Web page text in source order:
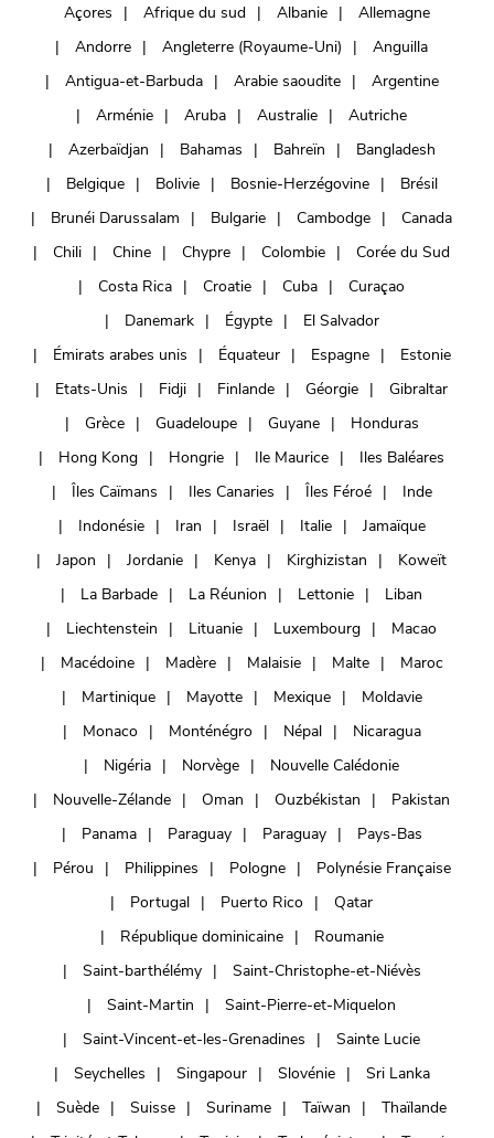
Açores Afrique du sud Albanie
Allemagne
Andorre
Angleterre (Royaume-Uni)
Anguilla
Antigua-et-Barbuda
Arabie saoudite
Argentine
Arménie
Aruba Australie
Autriche
Azerbaïdjan
Bahamas Bahreïn
Bangladesh
Belgique
Bolivie Bosnie-Herzégovine
Brésil
Brunéi Darussalam
Bulgarie Cambodge
Canada
Chili
Chine Chypre Colombie
Corée du Sud
Costa Rica
Croatie Cuba
Curaçao
Danemark
Égypte
El Salvador
Émirats arabes unis
Équateur Espagne
Estonie
Etats-Unis
Fidji Finlande Géorgie
Gibraltar
Grèce
Guadeloupe Guyane
Honduras
Hong Kong
Hongrie Ile Maurice
Iles Baléares
Îles Caïmans
Iles Canaries Îles Féroé
Inde
Indonésie
Iran Israël Italie
Jamaïque
Japon
Jordanie Kenya Kirghizistan
Koweït
La Barbade
La Réunion Lettonie
Liban
Liechtenstein
Lituanie Luxembourg
Macao
Macédoine
Madère Malaisie Malte
Maroc
Martinique
Mayotte Mexique
Moldavie
Monaco
Monténégro Népal
Nicaragua
Nigéria
Norvège
Nouvelle Calédonie
Nouvelle-Zélande
Oman Ouzbékistan
Pakistan
Panama
Paraguay Paraguay
Pays-Bas
Pérou
Philippines Pologne
Polynésie Française
Portugal
Puerto Rico
Qatar
République dominicaine
Roumanie
Saint-barthélémy
Saint-Christophe-et-Niévès
Saint-Martin
Saint-Pierre-et-Miquelon
Saint-Vincent-et-les-Grenadines
Sainte Lucie
Seychelles
Singapour Slovénie
Sri Lanka
Suède
Suisse Suriname Taïwan
Thaïlande